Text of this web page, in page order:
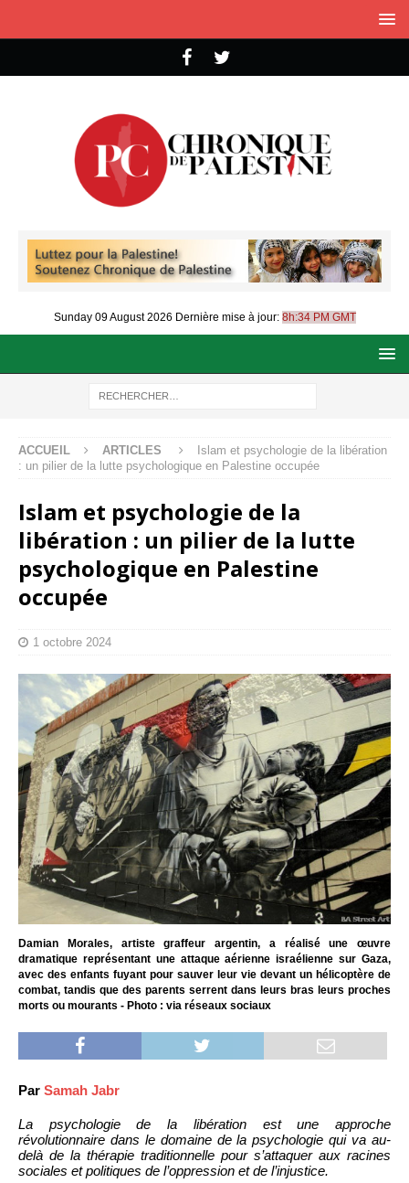
Sunday 09 August 2026 Dernière mise à jour: 8h:34 PM GMT
ACCUEIL ARTICLES
Islam et psychologie de la libération
: un pilier de la lutte psychologique en Palestine occupée
Islam et psychologie de la
libération : un pilier de la lutte
psychologique en Palestine
occupée
1 octobre 2024
Damian Morales, artiste graffeur argentin, a réalisé une œuvre
dramatique représentant une attaque aérienne israélienne sur Gaza,
avec des enfants fuyant pour sauver leur vie devant un hélicoptère de
combat, tandis que des parents serrent dans leurs bras leurs proches
morts ou mourants - Photo : via réseaux sociaux
Par Samah Jabr
La psychologie de la libération est une approche
révolutionnaire dans le domaine de la psychologie qui va au-
delà de la thérapie traditionnelle pour s’attaquer aux racines
sociales et politiques de l’oppression et de l’injustice.